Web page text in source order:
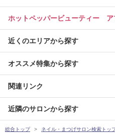
ホットペッパービューティー ア
近くのエリアから探す
オススメ特集から探す
関連リンク
近隣のサロンから探す
総合トップ ネイル・まつげサロン検索トッ